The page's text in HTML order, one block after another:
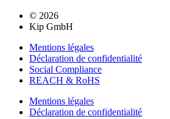
© 2026
Kip GmbH
Mentions légales
Déclaration de confidentialité
Social Compliance
REACH & RoHS
Mentions légales
Déclaration de confidentialité